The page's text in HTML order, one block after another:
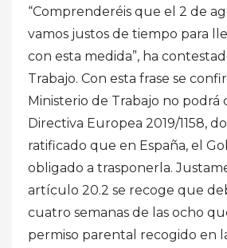
“Comprenderéis que el 2 de
vamos justos de tiempo para
con esta medida”, ha
Trabajo. Con esta frase se
Ministerio de Trabajo no podrá
Directiva Europea 2019/1158,
ratificado que en España, el
obligado a trasponerla.
artículo 20.2 se recoge que
cuatro semanas de las ocho
permiso parental recogido en